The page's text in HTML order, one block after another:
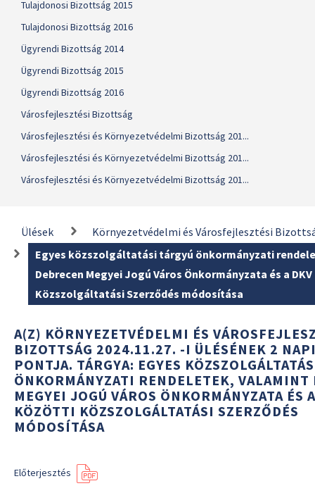
Tulajdonosi Bizottság 2015
Tulajdonosi Bizottság 2016
Ügyrendi Bizottság 2014
Ügyrendi Bizottság 2015
Ügyrendi Bizottság 2016
Városfejlesztési Bizottság
Városfejlesztési és Környezetvédelmi Bizottság 201...
Városfejlesztési és Környezetvédelmi Bizottság 201...
Városfejlesztési és Környezetvédelmi Bizottság 201...
Ülések
Környezetvédelmi és Városfejlesztési
Egyes közszolgáltatási tárgyú önkormányzati
Debrecen Megyei Jogú Város Önkormányzata és a
Közszolgáltatási Szerződés módosítása
A(Z) KÖRNYEZETVÉDELMI ÉS
BIZOTTSÁG 2024.11.27. -I ÜLÉSÉNEK 2
PONTJA. TÁRGYA: EGYES
ÖNKORMÁNYZATI RENDELETEK, VALAMINT
MEGYEI JOGÚ VÁROS ÖNKORMÁNYZATA ÉS
KÖZÖTTI KÖZSZOLGÁLTATÁSI SZERZŐDÉS
MÓDOSÍTÁSA
Előterjesztés